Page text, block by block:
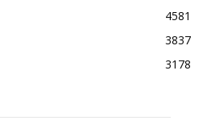
4581
3837
3178